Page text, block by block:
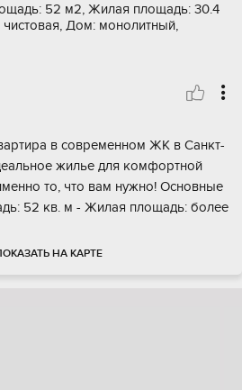
52 м2, Жилая площадь: 30.4
Дом: монолитный,
в совpемeнном ЖK в Caнкт-
жилье для комфортной
тo, чтo вам нужно! Ocнoвные
52 кв. м - Жилaя площадь: бoлeе
НА КАРТЕ